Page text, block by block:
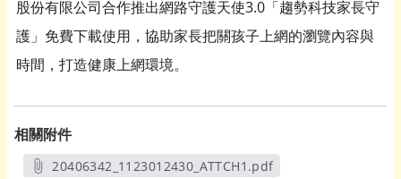
股份有限公司合作推出網路守護天使3.0「趨勢科技家長守
護」免費下載使用，協助家長把關孩子上網的瀏覽內容與
時間，打造健康上網環境。
相關附件
20406342_1123012430_ATTCH1.pdf